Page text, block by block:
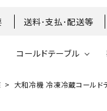
送料･支払･配送等
コールドテーブル
大和冷機 冷凍冷蔵コールド